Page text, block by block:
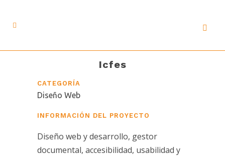
Icfes
CATEGORÍA
Diseño Web
INFORMACIÓN DEL PROYECTO
Diseño web y desarrollo, gestor
documental, accesibilidad, usabilidad y